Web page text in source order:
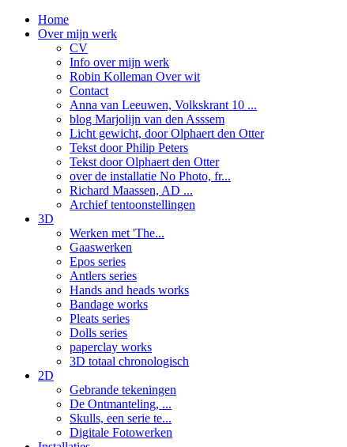
Home
Over mijn werk
CV
Info over mijn werk
Robin Kolleman Over wit
Contact
Anna van Leeuwen, Volkskrant 10 ...
blog Marjolijn van den Asssem
Licht gewicht, door Olphaert den Otter
Tekst door Philip Peters
Tekst door Olphaert den Otter
over de installatie No Photo, fr...
Richard Maassen, AD ...
Archief tentoonstellingen
3D
Werken met 'The...
Gaaswerken
Epos series
Antlers series
Hands and heads works
Bandage works
Pleats series
Dolls series
paperclay works
3D totaal chronologisch
2D
Gebrande tekeningen
De Ontmanteling, ...
Skulls, een serie te...
Digitale Fotowerken